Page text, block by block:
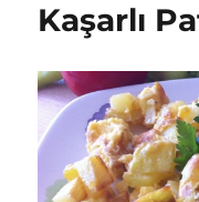
Kaşarlı